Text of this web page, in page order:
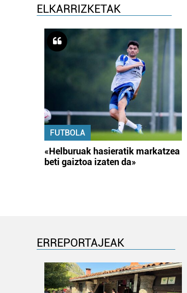
ELKARRIZKETAK
FUTBOLA
«Helburuak hasieratik markatzea
beti gaiztoa izaten da»
ERREPORTAJEAK